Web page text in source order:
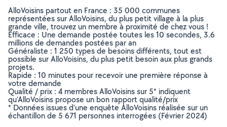
AlloVoisins partout en France : 35 000 communes
représentées sur AlloVoisins, du plus petit village à la plus
grande ville, trouvez un membre à proximité de chez vous !
Efficace : Une demande postée toutes les 10 secondes, 3.6
millions de demandes postées par an
Généraliste : 1 250 types de besoins différents, tout est
possible sur AlloVoisins, du plus petit besoin aux plus grands
projets.
Rapide : 10 minutes pour recevoir une première réponse à
votre demande
Qualité / prix : 4 membres AlloVoisins sur 5* indiquent
qu’AlloVoisins propose un bon rapport qualité/prix
* Données issues d’une enquête AlloVoisins réalisée sur un
échantillon de 5 671 personnes interrogées (Février 2024)